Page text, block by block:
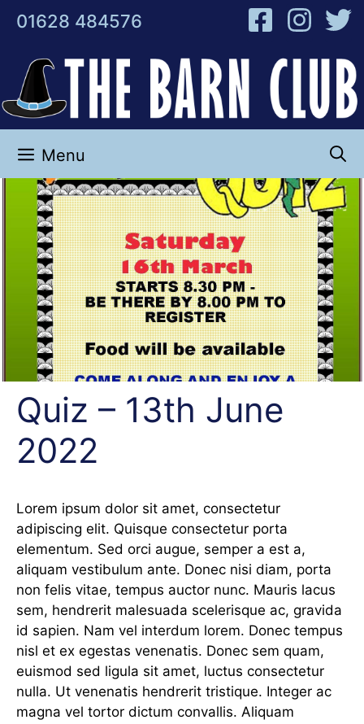
01628 484576
Menu
Quiz – 13th June
2022
Lorem ipsum dolor sit amet, consectetur
adipiscing elit. Quisque consectetur porta
elementum. Sed orci augue, semper a est a,
aliquam vestibulum ante. Donec nisi diam, porta
non felis vitae, tempus auctor nunc. Mauris lacus
sem, hendrerit malesuada scelerisque ac, gravida
id sapien. Nam vel interdum lorem. Donec tempus
nisl et ex egestas venenatis. Donec sem quam,
euismod sed ligula sit amet, luctus consectetur
nulla. Ut venenatis hendrerit tristique. Integer ac
magna vel tortor dictum convallis. Aliquam